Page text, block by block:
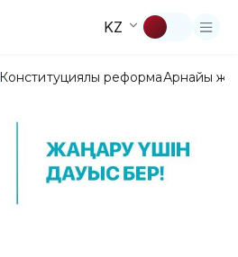
KZ
Конституциялық реформаАрнайы